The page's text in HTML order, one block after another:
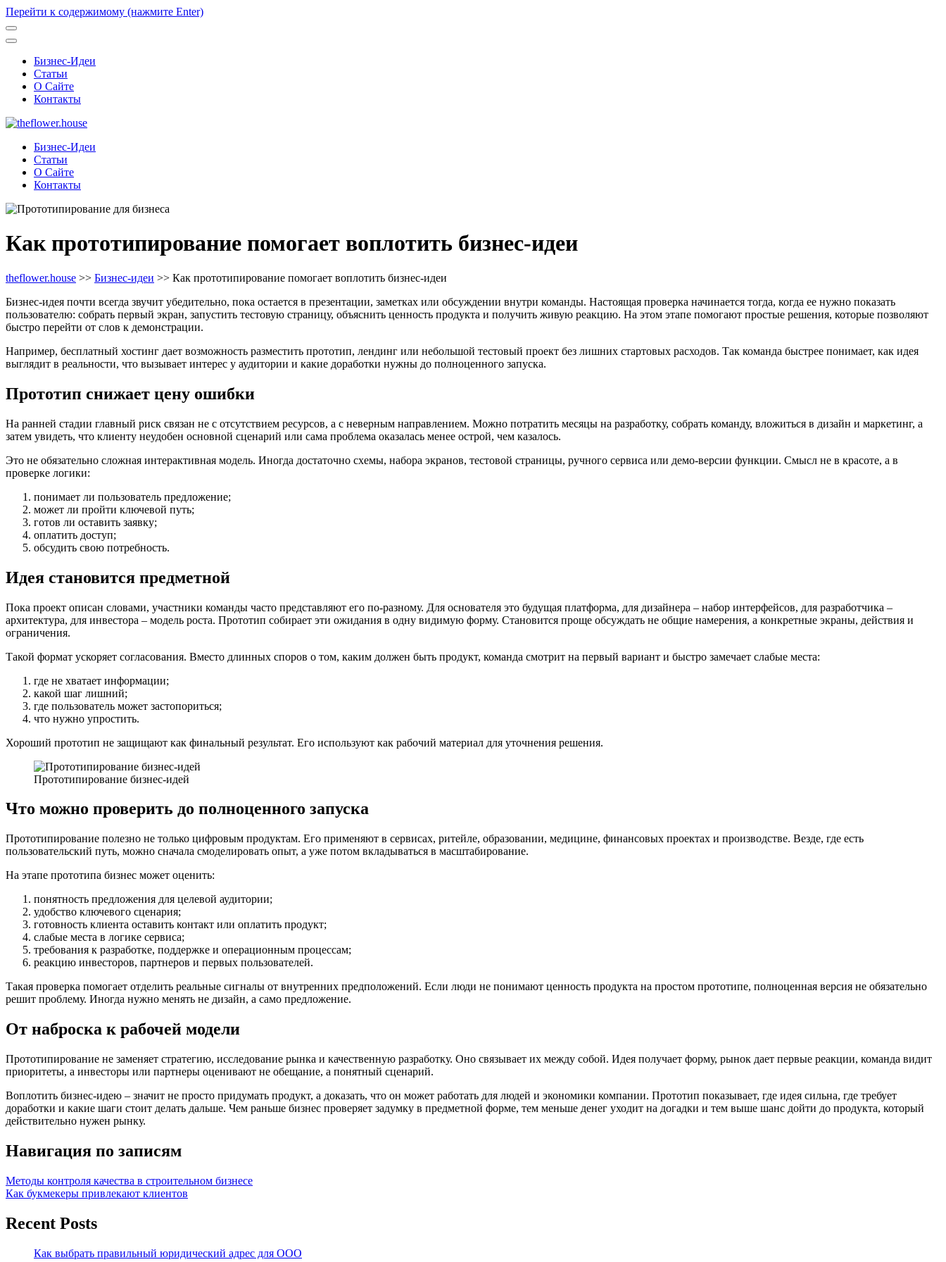
Перейти к содержимому (нажмите Enter)
Бизнес-Идеи
Статьи
О Сайте
Контакты
Бизнес-Идеи
Статьи
О Сайте
Контакты
Как прототипирование помогает воплотить бизнес-идеи
theflower.house >> Бизнес-идеи >> Как прототипирование помогает воплотить бизнес-идеи
Бизнес-идея почти всегда звучит убедительно, пока остается в презентации, заметках или обсуждении внутри команды. Настоящая проверка начинается тогда, когда ее нужно показать
пользователю: собрать первый экран, запустить тестовую страницу, объяснить ценность продукта и получить живую реакцию. На этом этапе помогают простые решения, которые позволяют
быстро перейти от слов к демонстрации.
Например, бесплатный хостинг дает возможность разместить прототип, лендинг или небольшой тестовый проект без лишних стартовых расходов. Так команда быстрее понимает, как идея
выглядит в реальности, что вызывает интерес у аудитории и какие доработки нужны до полноценного запуска.
Прототип снижает цену ошибки
На ранней стадии главный риск связан не с отсутствием ресурсов, а с неверным направлением. Можно потратить месяцы на разработку, собрать команду, вложиться в дизайн и маркетинг, а
затем увидеть, что клиенту неудобен основной сценарий или сама проблема оказалась менее острой, чем казалось.
Это не обязательно сложная интерактивная модель. Иногда достаточно схемы, набора экранов, тестовой страницы, ручного сервиса или демо-версии функции. Смысл не в красоте, а в
проверке логики:
понимает ли пользователь предложение;
может ли пройти ключевой путь;
готов ли оставить заявку;
оплатить доступ;
обсудить свою потребность.
Идея становится предметной
Пока проект описан словами, участники команды часто представляют его по-разному. Для основателя это будущая платформа, для дизайнера – набор интерфейсов, для разработчика –
архитектура, для инвестора – модель роста. Прототип собирает эти ожидания в одну видимую форму. Становится проще обсуждать не общие намерения, а конкретные экраны, действия и
ограничения.
Такой формат ускоряет согласования. Вместо длинных споров о том, каким должен быть продукт, команда смотрит на первый вариант и быстро замечает слабые места:
где не хватает информации;
какой шаг лишний;
где пользователь может застопориться;
что нужно упростить.
Хороший прототип не защищают как финальный результат. Его используют как рабочий материал для уточнения решения.
Прототипирование бизнес-идей
Что можно проверить до полноценного запуска
Прототипирование полезно не только цифровым продуктам. Его применяют в сервисах, ритейле, образовании, медицине, финансовых проектах и производстве. Везде, где есть
пользовательский путь, можно сначала смоделировать опыт, а уже потом вкладываться в масштабирование.
На этапе прототипа бизнес может оценить:
понятность предложения для целевой аудитории;
удобство ключевого сценария;
готовность клиента оставить контакт или оплатить продукт;
слабые места в логике сервиса;
требования к разработке, поддержке и операционным процессам;
реакцию инвесторов, партнеров и первых пользователей.
Такая проверка помогает отделить реальные сигналы от внутренних предположений. Если люди не понимают ценность продукта на простом прототипе, полноценная версия не обязательно
решит проблему. Иногда нужно менять не дизайн, а само предложение.
От наброска к рабочей модели
Прототипирование не заменяет стратегию, исследование рынка и качественную разработку. Оно связывает их между собой. Идея получает форму, рынок дает первые реакции, команда видит
приоритеты, а инвесторы или партнеры оценивают не обещание, а понятный сценарий.
Воплотить бизнес-идею – значит не просто придумать продукт, а доказать, что он может работать для людей и экономики компании. Прототип показывает, где идея сильна, где требует
доработки и какие шаги стоит делать дальше. Чем раньше бизнес проверяет задумку в предметной форме, тем меньше денег уходит на догадки и тем выше шанс дойти до продукта, который
действительно нужен рынку.
Навигация по записям
Методы контроля качества в строительном бизнесе
Как букмекеры привлекают клиентов
Recent Posts
Как выбрать правильный юридический адрес для ООО